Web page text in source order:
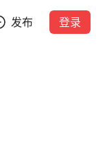
发布 登录